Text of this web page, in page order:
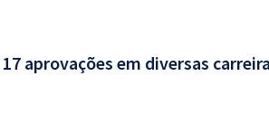
aprovações em diversas